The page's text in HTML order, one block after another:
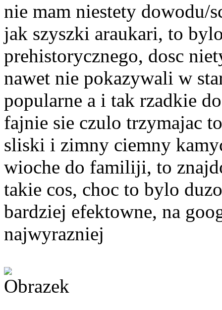
nie mam niestety dowodu/
jak szyszki araukari, to
prehistorycznego, dosc
nawet nie pokazywali w
popularne a i tak rzadkie
fajnie sie czulo trzymajac
sliski i zimny ciemny
wioche do familiji, to
takie cos, choc to bylo
bardziej efektowne, na
najwyrazniej